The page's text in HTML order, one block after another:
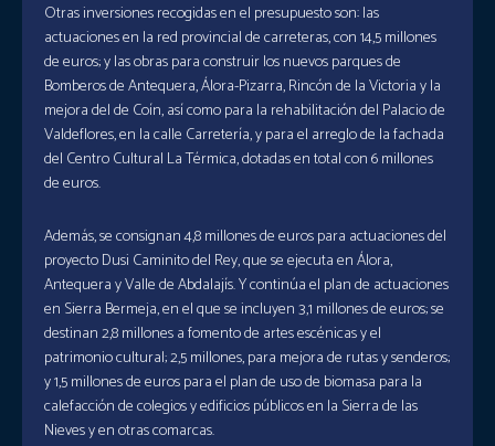
Otras inversiones recogidas en el presupuesto son: las
actuaciones en la red provincial de carreteras, con 14,5 millones
de euros; y las obras para construir los nuevos parques de
Bomberos de Antequera, Álora-Pizarra, Rincón de la Victoria y la
mejora del de Coín, así como para la rehabilitación del Palacio de
Valdeflores, en la calle Carretería, y para el arreglo de la fachada
del Centro Cultural La Térmica, dotadas en total con 6 millones
de euros.
Además, se consignan 4,8 millones de euros para actuaciones del
proyecto Dusi Caminito del Rey, que se ejecuta en Álora,
Antequera y Valle de Abdalajís. Y continúa el plan de actuaciones
en Sierra Bermeja, en el que se incluyen 3,1 millones de euros; se
destinan 2,8 millones a fomento de artes escénicas y el
patrimonio cultural; 2,5 millones, para mejora de rutas y senderos;
y 1,5 millones de euros para el plan de uso de biomasa para la
calefacción de colegios y edificios públicos en la Sierra de las
Nieves y en otras comarcas.